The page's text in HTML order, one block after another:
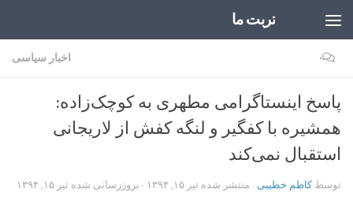
تربت ما
اخبار سیاسی ۰
پاسخ اینستاگرامی مطهری به کوچک‌زاده:
همشیره با کفگیر و لنگه کفش از لاریجانی
استقبال نمی‌کند
توسطکاظم خطیبی · منتشر شده تیر ۱۵, ۱۳۹۴ · بروزرسانی شده تیر ۱۵, ۱۳۹۴